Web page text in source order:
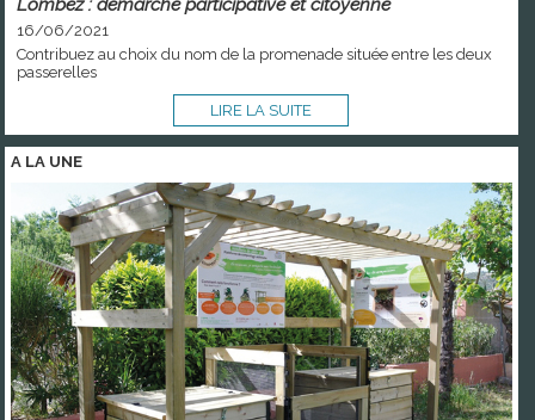
16/06/2021
Contribuez au choix du nom de la promenade située entre les deux
passerelles
LIRE LA SUITE
A LA UNE